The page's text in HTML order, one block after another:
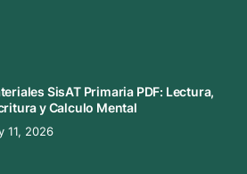
SisAT Primaria PDF: Lectura,
y Calculo Mental
11, 2026